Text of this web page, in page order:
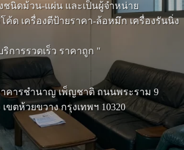
ชนิดม้วน-แผ่น และเป็นผู้จำหน่าย
ค้ด เครื่องตีป้ายราคา-ล้อหมึก เครื่องรันนิ่ง
การรวดเร็ว ราคาถูก "
าคารชำนาญ เพ็ญชาติ ถนนพระราม 9
ขตห้วยขวาง กรุงเทพฯ 10320